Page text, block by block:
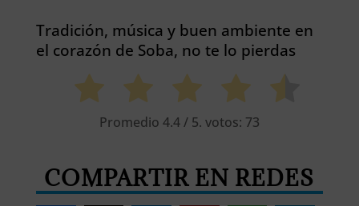
Tradición, música y buen ambiente en
el corazón de Soba, no te lo pierdas
Promedio 4.4/ 5. votos: 73
COMPARTIR EN REDES